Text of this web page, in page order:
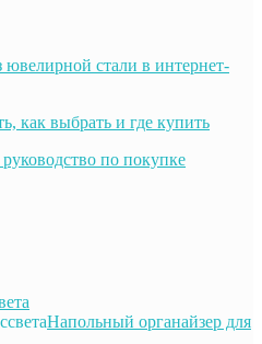
стали в интернет-
как выбрать и где купить
по покупке
Напольный органайзер для